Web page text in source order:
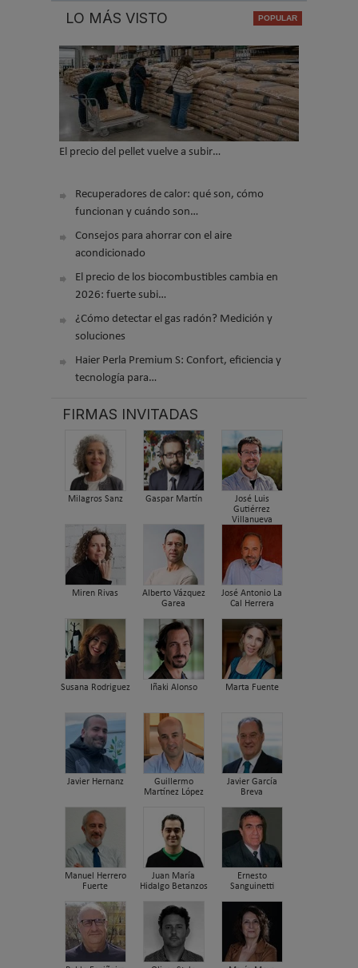
LO MÁS VISTO
El precio del pellet vuelve a subir…
Recuperadores de calor: qué son, cómo
funcionan y cuándo son…
Consejos para ahorrar con el aire
acondicionado
El precio de los biocombustibles cambia en
2026: fuerte subi…
¿Cómo detectar el gas radón? Medición y
soluciones
Haier Perla Premium S: Confort, eficiencia y
tecnología para…
FIRMAS INVITADAS
Milagros Sanz Gaspar Martín
José Luis
Gutiérrez
Villanueva
Miren Rivas
Alberto Vázquez
Garea
José Antonio La
Cal Herrera
Susana Rodriguez Iñaki Alonso Marta Fuente
Javier Hernanz
Guillermo
Martínez López
Javier García
Breva
Manuel Herrero
Fuerte
Juan María
Hidalgo Betanzos
Ernesto
Sanguinetti